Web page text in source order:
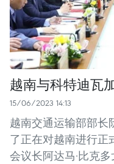
越南与科特迪瓦
15/06/2023 14:13
越南交通运输部部长
了正在对越南进行正
会议长阿达马·比克多